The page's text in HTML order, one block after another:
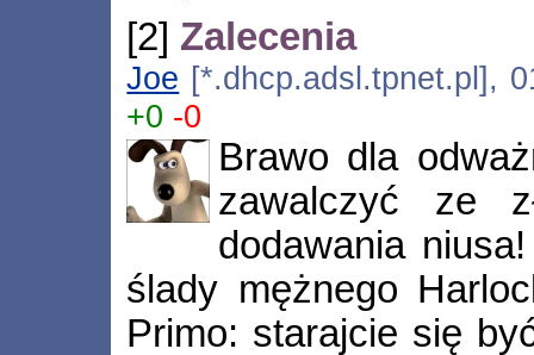
[2] Zalecenia
Joe [*.dhcp.adsl.tpnet.pl],
+0 -0
Brawo dla
zawalczyć ze
dodawania
ślady mężnego
Primo: starajcie się